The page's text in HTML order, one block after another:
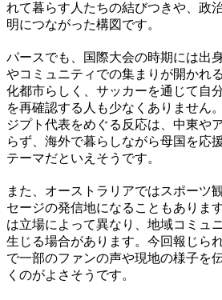
れて暮らす人たちの結びつきや、政
明につながった構図です。
パースでも、国際大会の時期には出
やコミュニティでの集まりが開かれ
化都市らしく、サッカーを通じて自
を再確認する人も少なくありません
ジプト代表をめぐる反応は、中東や
らず、海外で暮らしながら母国を応
テーマだといえそうです。
また、オーストラリアではスポーツ
セージの発信地になることもありま
は立場によって異なり、地域コミュ
生じる場合があります。今回報じら
で一部のファンの声や現地の様子を
くのがよさそうです。